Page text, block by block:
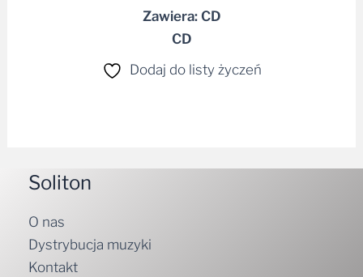
Zawiera: CD
CD
Dodaj do listy życzeń
Soliton
O nas
Dystrybucja muzyki
Kontakt